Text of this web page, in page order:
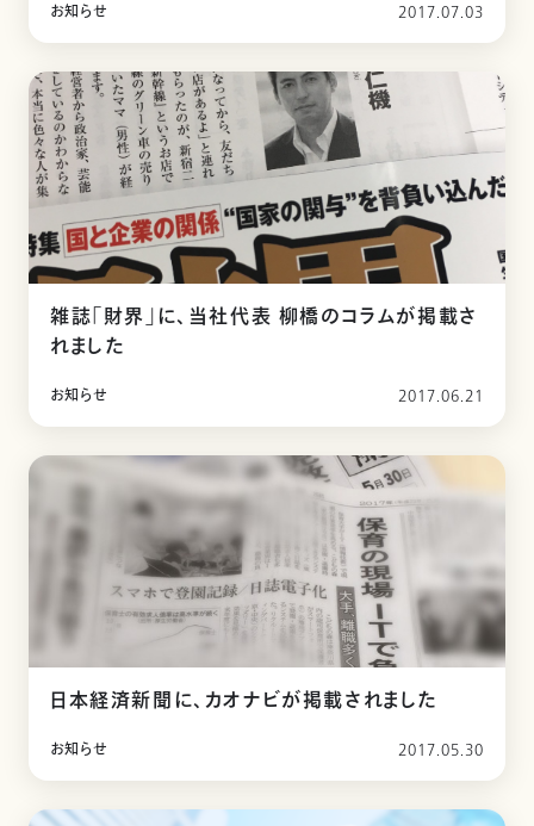
お知らせ 2017.07.03
雑誌「財界」に、当社代表 柳橋のコラムが掲載さ
れました
お知らせ 2017.06.21
日本経済新聞に、カオナビが掲載されました
お知らせ 2017.05.30